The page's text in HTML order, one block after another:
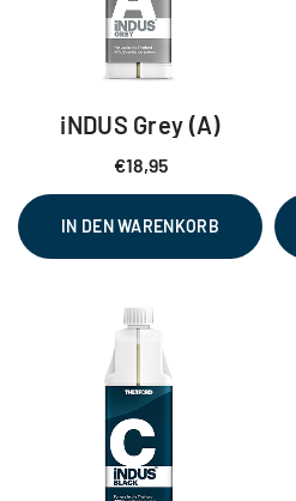
iNDUS Grey (A)
€18,95
IN DEN WARENKORB